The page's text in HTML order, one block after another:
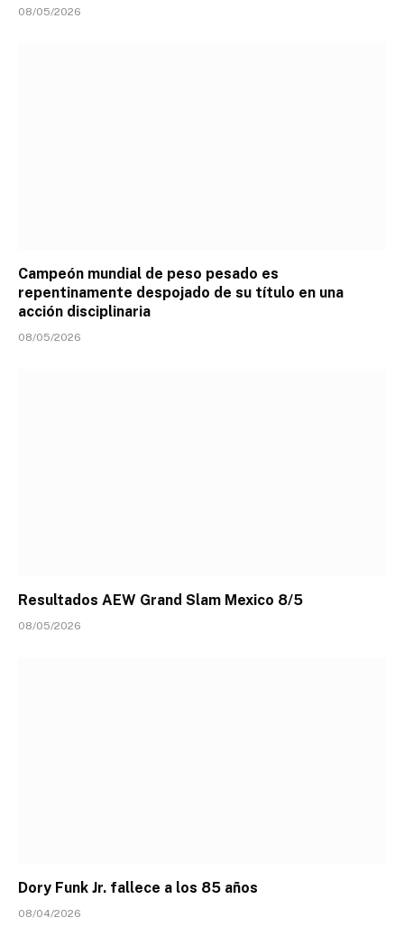
08/05/2026
Campeón mundial de peso pesado es
repentinamente despojado de su título en una
acción disciplinaria
08/05/2026
Resultados AEW Grand Slam Mexico 8/5
08/05/2026
Dory Funk Jr. fallece a los 85 años
08/04/2026